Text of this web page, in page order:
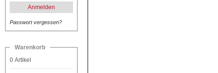
Anmelden
Passwort vergessen?
Warenkorb
0 Artikel